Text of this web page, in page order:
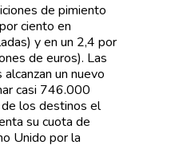
de pimiento
ciento en
y en un 2,4 por
de euros). Las
un nuevo
casi 746.000
los destinos el
su cuota de
Unido por la